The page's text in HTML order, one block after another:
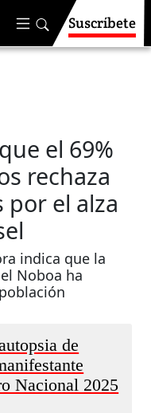
Suscríbete
el 69%
rechaza
por el alza
indica que la
Noboa ha
de
Nacional 2025